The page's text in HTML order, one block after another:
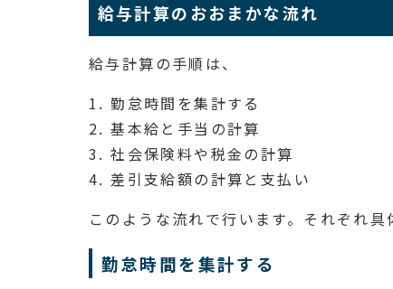
給与計算のおおまかな流れ
給与計算の手順は、
1. 勤怠時間を集計する
2. 基本給と手当の計算
3. 社会保険料や税金の計算
4. 差引支給額の計算と支払い
このような流れで行います。それぞれ具
勤怠時間を集計する